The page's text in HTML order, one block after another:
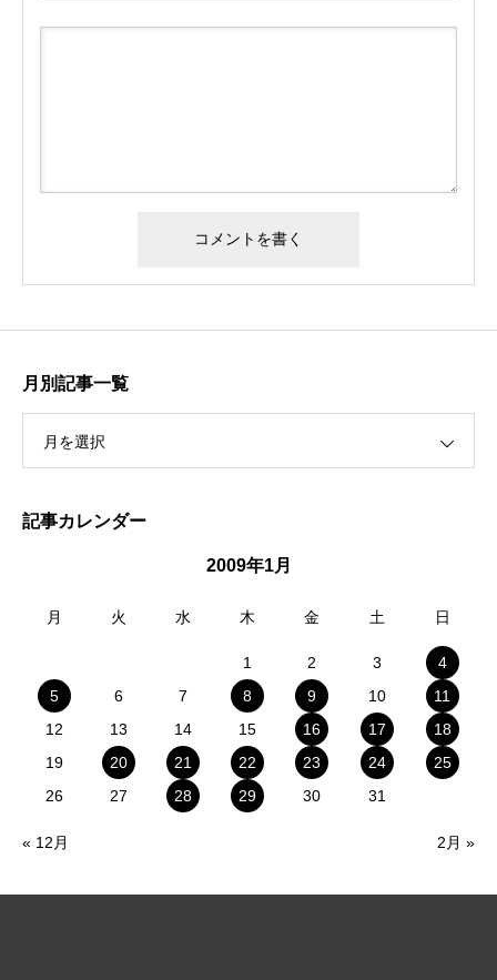
月別記事一覧
月を選択
記事カレンダー
2009年1月
月 火 水 木 金 土 日
1 2 3
4
5
6 7 8 9 10
11
12
13 14 15 16 17
18
19
20 21 22 23 24
25
26
27 28 29 30 31
« 12月 2月 »